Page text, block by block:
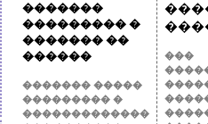
�������
��������� �
������� ��
������
������� �����
��������� �
�������������
���